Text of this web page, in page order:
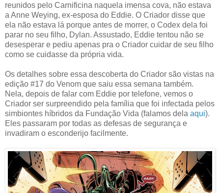
reunidos pelo Carnificina naquela imensa cova, não estava
a Anne Weying, ex-esposa do Eddie. O Criador disse que
ela não estava lá porque antes de morrer, o Codex dela foi
parar no seu filho, Dylan. Assustado, Eddie tentou não se
desesperar e pediu apenas pra o Criador cuidar de seu filho
como se cuidasse da própria vida.
Os detalhes sobre essa descoberta do Criador são vistas na
edição #17 do Venom que saiu essa semana também.
Nela, depois de falar com Eddie por telefone, vemos o
Criador ser surpreendido pela família que foi infectada pelos
simbiontes híbridos da Fundação Vida (falamos dela aqui).
Eles passaram por todas as defesas de segurança e
invadiram o esconderijo facilmente.